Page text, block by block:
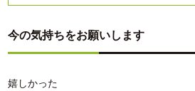
今の気持ちをお願いします
嬉しかった